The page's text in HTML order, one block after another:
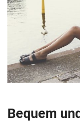
Bequem